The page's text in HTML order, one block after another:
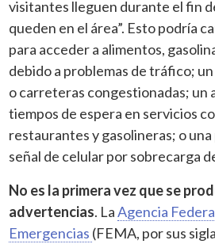
visitantes lleguen durante el fin
queden en el área”. Esto podría
para acceder a alimentos,
debido a problemas de tráfico;
o carreteras congestionadas; un
tiempos de espera en servicios
restaurantes y gasolineras; o
señal de celular por sobrecarga
No es la primera vez que se
advertencias. LaAgencia
Emergencias (FEMA, por sus